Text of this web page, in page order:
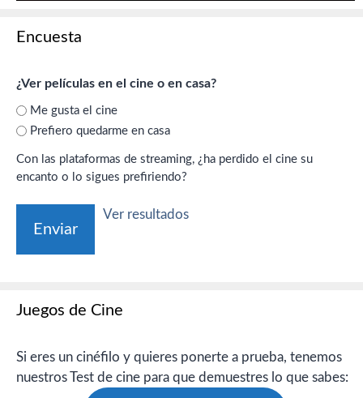
Encuesta
¿Ver películas en el cine o en casa?
Me gusta el cine
Prefiero quedarme en casa
Con las plataformas de streaming, ¿ha perdido el cine su
encanto o lo sigues prefiriendo?
Ver resultados
Juegos de Cine
Si eres un cinéfilo y quieres ponerte a prueba, tenemos
nuestros Test de cine para que demuestres lo que sabes: